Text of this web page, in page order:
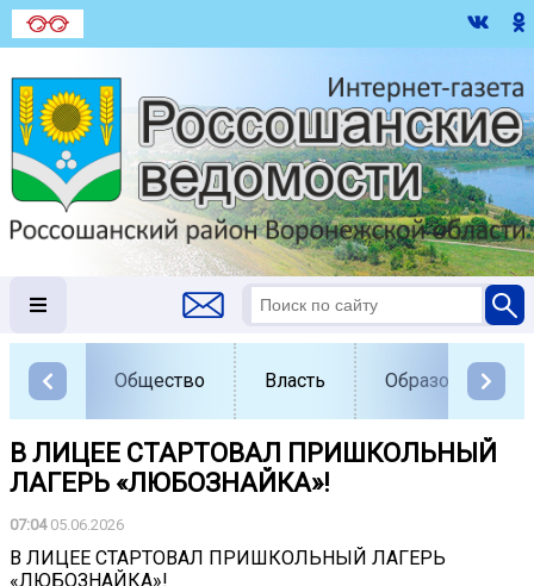
Общество Власть Образование
В ЛИЦЕЕ СТАРТОВАЛ ПРИШКОЛЬНЫЙ
ЛАГЕРЬ «ЛЮБОЗНАЙКА»!
07:0405.06.2026
В ЛИЦЕЕ СТАРТОВАЛ ПРИШКОЛЬНЫЙ ЛАГЕРЬ
«ЛЮБОЗНАЙКА»!